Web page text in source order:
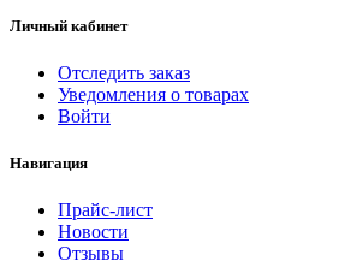
Личный кабинет
Отследить заказ
Уведомления о товарах
Войти
Навигация
Прайс-лист
Новости
Отзывы